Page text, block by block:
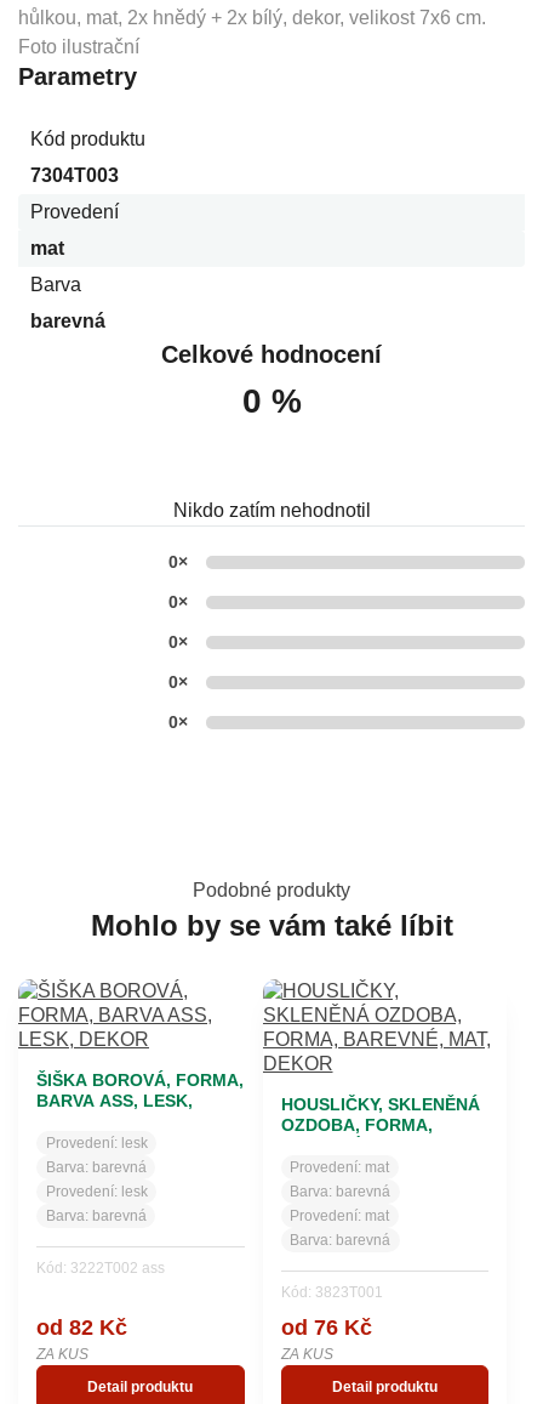
hůlkou, mat, 2x hnědý + 2x bílý, dekor, velikost 7x6 cm.
Foto ilustrační
Parametry
Kód produktu
7304T003
Provedení
mat
Barva
barevná
Celkové hodnocení
0 %
Nikdo zatím nehodnotil
0×
0×
0×
0×
0×
Podobné produkty
Mohlo by se vám také líbit
ŠIŠKA BOROVÁ, FORMA,
BARVA ASS, LESK,
Provedení: lesk
Barva: barevná
Provedení: lesk
Barva: barevná
Kód: 3222T002 ass
od 82 Kč
ZA KUS
Detail produktu
HOUSLIČKY, SKLENĚNÁ
OZDOBA, FORMA,
Provedení: mat
Barva: barevná
Provedení: mat
Barva: barevná
Kód: 3823T001
od 76 Kč
ZA KUS
Detail produktu